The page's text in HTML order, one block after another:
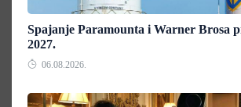
Spajanje Paramounta i Warner Brosa
2027.
06.08.2026.